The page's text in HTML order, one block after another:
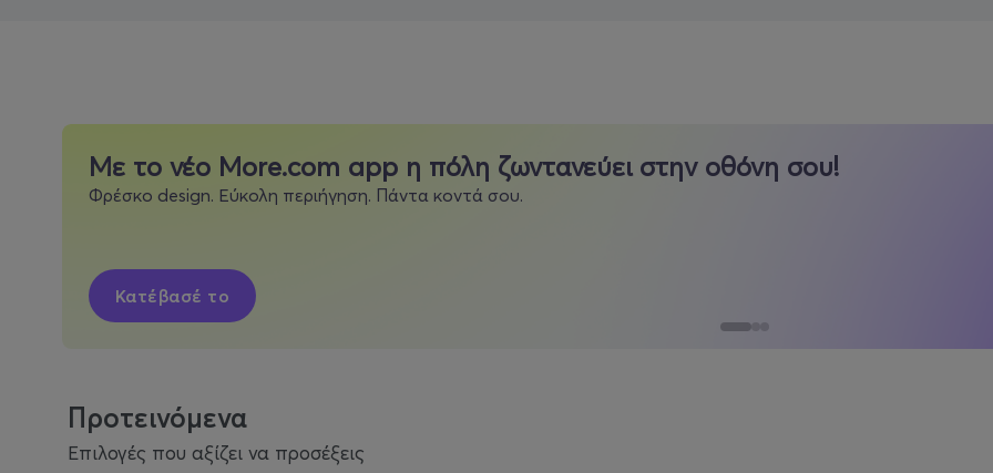
Μια σεζόν, μια ομάδα, εσύ παρών σε όλα!
Κάρτες διαρκείας 2026-2027 διαθέσιμες τώρα.
Κλείσε θέση
Προτεινόμενα
Επιλογές που αξίζει να προσέξεις